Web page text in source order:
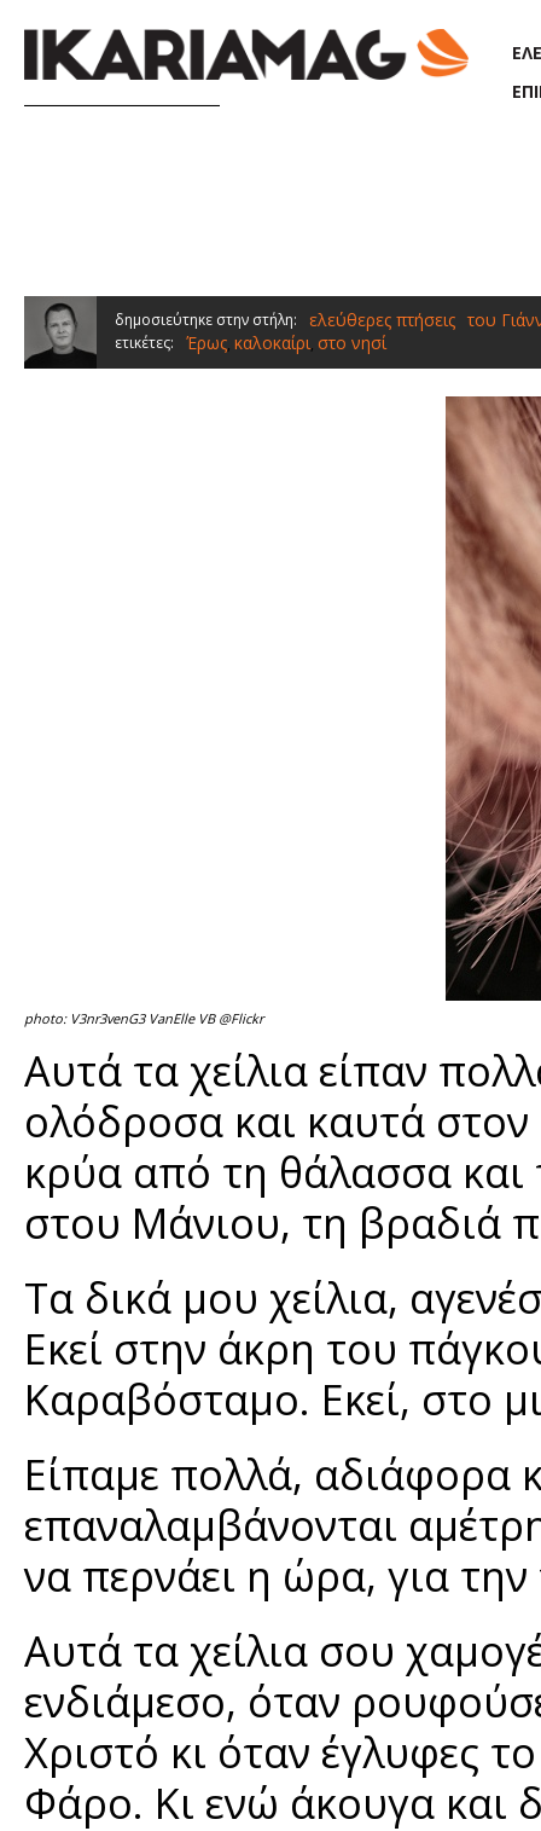
δημοσιεύτηκε στην στήλη: ελεύθερες πτήσεις του
ετικέτες: Έρως, καλοκαίρι, στο νησί
photo: V3nr3venG3 VanElle VB @Flickr
Αυτά τα χείλια είπαν
ολόδροσα και καυτά στον
κρύα από τη θάλασσα
στου Μάνιου, τη βραδιά
Τα δικά μου χείλια,
Εκεί στην άκρη του
Καραβόσταμο. Εκεί, στο
Είπαμε πολλά, αδιάφορα
επαναλαμβάνονται
να περνάει η ώρα, για
Αυτά τα χείλια σου
ενδιάμεσο, όταν
Χριστό κι όταν έγλυφες
Φάρο. Κι ενώ άκουγα και